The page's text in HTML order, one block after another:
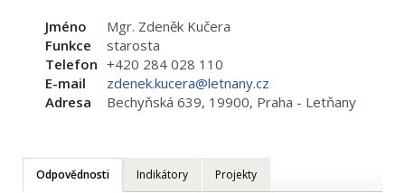
Jméno
Mgr. Zdeněk Kučera
Funkce
starosta
Telefon +420 284 028 110
E-mail
zdenek.kucera@letnany.cz
Adresa
Bechyňská 639, 19900, Praha - Letňany
Odpovědnosti Indikátory Projekty